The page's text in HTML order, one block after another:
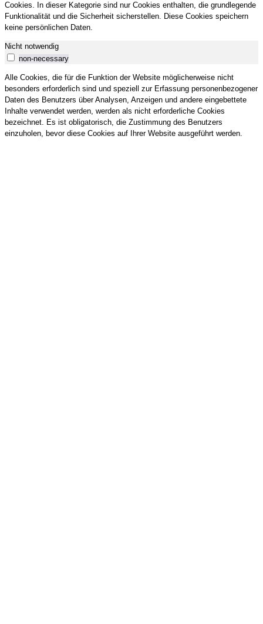
Cookies. In dieser Kategorie sind nur Cookies enthalten, die grundlegende
Funktionalität und die Sicherheit sicherstellen. Diese Cookies speichern
keine persönlichen Daten.
Nicht notwendig
non-necessary
Alle Cookies, die für die Funktion der Website möglicherweise nicht
besonders erforderlich sind und speziell zur Erfassung personenbezogener
Daten des Benutzers über Analysen, Anzeigen und andere eingebettete
Inhalte verwendet werden, werden als nicht erforderliche Cookies
bezeichnet. Es ist obligatorisch, die Zustimmung des Benutzers
einzuholen, bevor diese Cookies auf Ihrer Website ausgeführt werden.